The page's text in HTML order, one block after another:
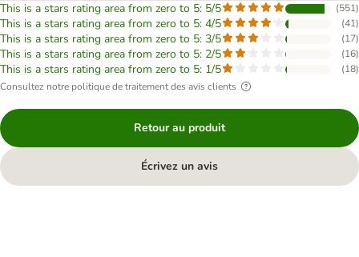
This is a stars rating area from zero to 5: 5/5 (551)
This is a stars rating area from zero to 5: 4/5 (41)
This is a stars rating area from zero to 5: 3/5 (17)
This is a stars rating area from zero to 5: 2/5 (16)
This is a stars rating area from zero to 5: 1/5 (18)
Consultez notre politique de traitement des avis clients
Retour au produit
Écrivez un avis